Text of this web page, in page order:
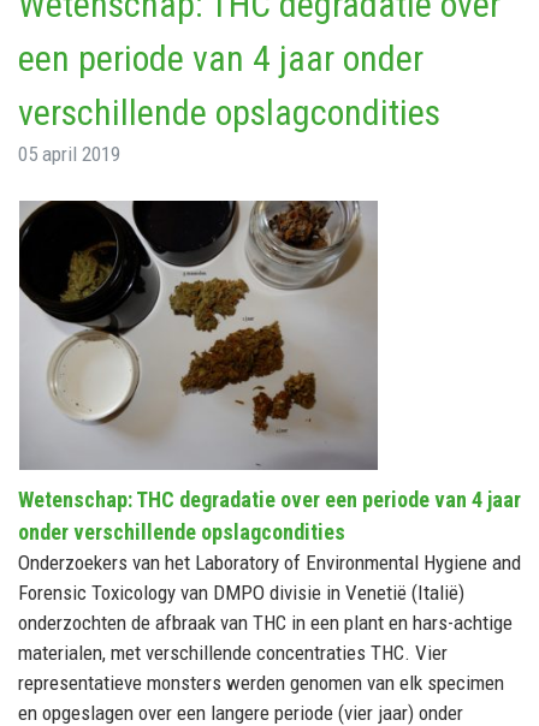
een periode van 4 jaar onder
verschillende opslagcondities
05 april 2019
Wetenschap: THC degradatie over een periode van 4 jaar
onder verschillende opslagcondities
Onderzoekers van het Laboratory of Environmental Hygiene and
Forensic Toxicology van DMPO divisie in Venetië (Italië)
onderzochten de afbraak van THC in een plant en hars-achtige
materialen, met verschillende concentraties THC. Vier
representatieve monsters werden genomen van elk specimen
en opgeslagen over een langere periode (vier jaar) onder